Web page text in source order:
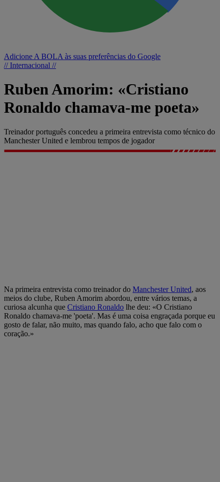
Adicione A BOLA às suas preferências do Google
// Internacional //
Ruben Amorim: «Cristiano
Ronaldo chamava-me poeta»
Treinador português concedeu a primeira entrevista como técnico do
Manchester United e lembrou tempos de jogador
Na primeira entrevista como treinador do Manchester United, aos
meios do clube, Ruben Amorim abordou, entre vários temas, a
curiosa alcunha que Cristiano Ronaldo lhe deu: «O Cristiano
Ronaldo chamava-me 'poeta'. Mas é uma coisa engraçada porque eu
gosto de falar, não muito, mas quando falo, acho que falo com o
coração.»